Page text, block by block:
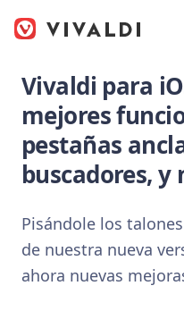
Vivaldi para
mejores
pestañas
buscadores, y
Pisándole los
de nuestra nueva
ahora nuevas